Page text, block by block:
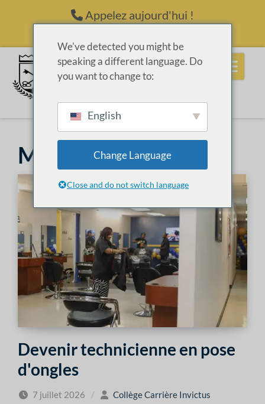
Passer au contenuAppelez aujourd'hui !
Manucure
Devenir technicienne en pose
d'ongles
7 juillet 2026 / Collège Carrière Invictus
We've detected you might be
speaking a different language. Do
you want to change to:
English
Change Language
Close and do not switch language